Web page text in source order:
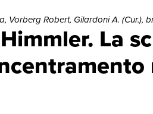
La
sessuale nei campi di
Vorberg Robert, Gilardoni A. (Cur.),